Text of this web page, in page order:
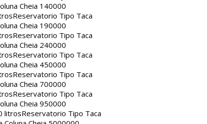
Cheia 140000
Reservatorio Tipo Taca
Cheia 190000
Reservatorio Tipo Taca
Cheia 240000
Reservatorio Tipo Taca
Cheia 450000
Reservatorio Tipo Taca
Cheia 700000
Reservatorio Tipo Taca
Cheia 950000
litrosReservatorio Tipo Taca